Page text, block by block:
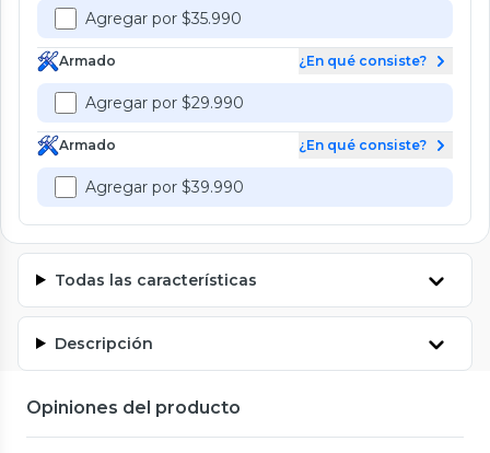
Agregar por $35.990
Armado ¿En qué consiste?
Agregar por $29.990
Armado ¿En qué consiste?
Agregar por $39.990
Todas las características
Descripción
Opiniones del producto